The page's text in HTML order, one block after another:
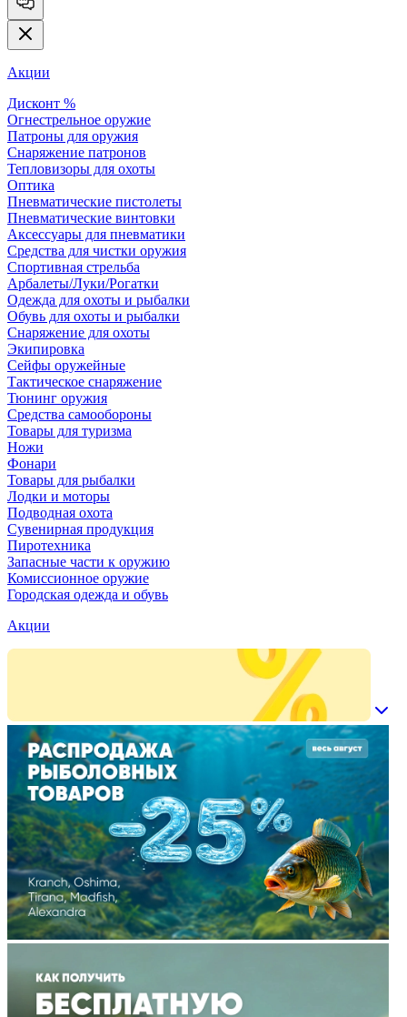
Акции
Дисконт %
Огнестрельное оружие
Патроны для оружия
Снаряжение патронов
Тепловизоры для охоты
Оптика
Пневматические пистолеты
Пневматические винтовки
Аксессуары для пневматики
Средства для чистки оружия
Спортивная стрельба
Арбалеты/Луки/Рогатки
Одежда для охоты и рыбалки
Обувь для охоты и рыбалки
Снаряжение для охоты
Экипировка
Сейфы оружейные
Тактическое снаряжение
Тюнинг оружия
Средства самообороны
Товары для туризма
Ножи
Фонари
Товары для рыбалки
Лодки и моторы
Подводная охота
Сувенирная продукция
Пиротехника
Запасные части к оружию
Комиссионное оружие
Городская одежда и обувь
Акции